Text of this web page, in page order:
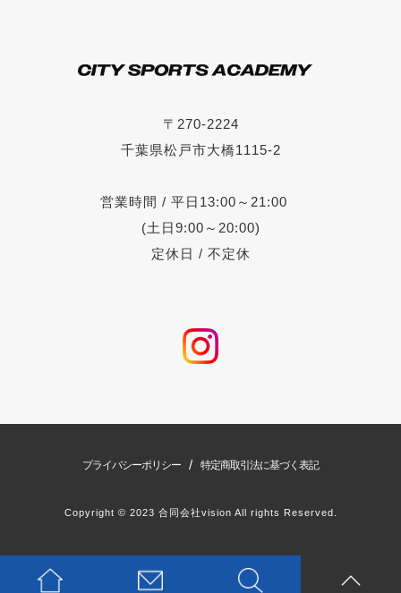
〒270-2224
千葉県松戸市大橋1115-2
営業時間 / 平日13:00～21:00
(土日9:00～20:00)
定休日 / 不定休
プライバシーポリシー / 特定商取引法に基づく表記
Copyright © 2023 合同会社vision All rights Reserved.